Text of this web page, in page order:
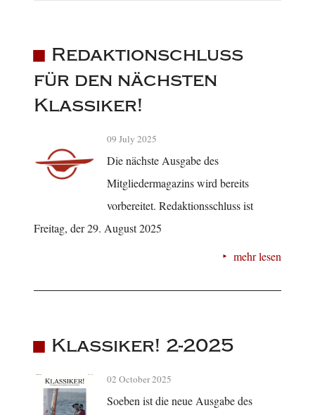
Redaktionschluss
für den nächsten
Klassiker!
09 July 2025
Die nächste Ausgabe des
Mitgliedermagazins wird bereits
vorbereitet. Redaktionsschluss ist
Freitag, der 29. August 2025
mehr lesen
Klassiker! 2-2025
02 October 2025
Soeben ist die neue Ausgabe des